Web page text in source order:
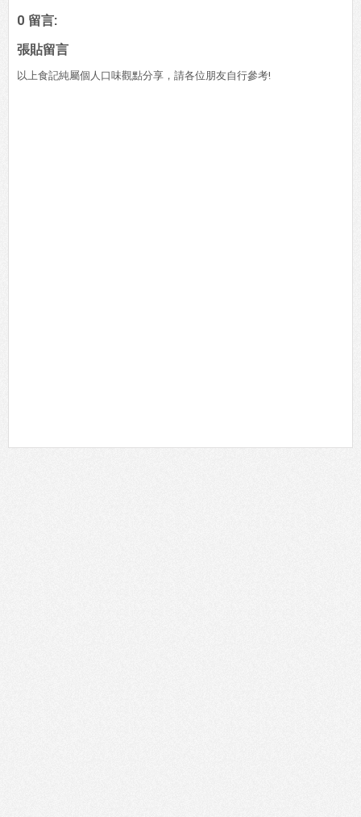
0 留言:
張貼留言
以上食記純屬個人口味觀點分享，請各位朋友自行參考!